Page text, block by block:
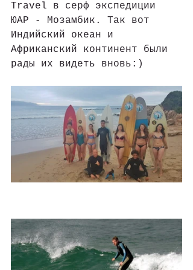
Travel в серф экспедиции
ЮАР - Мозамбик. Так вот
Индийский океан и
Африканский континент были
рады их видеть вновь:)